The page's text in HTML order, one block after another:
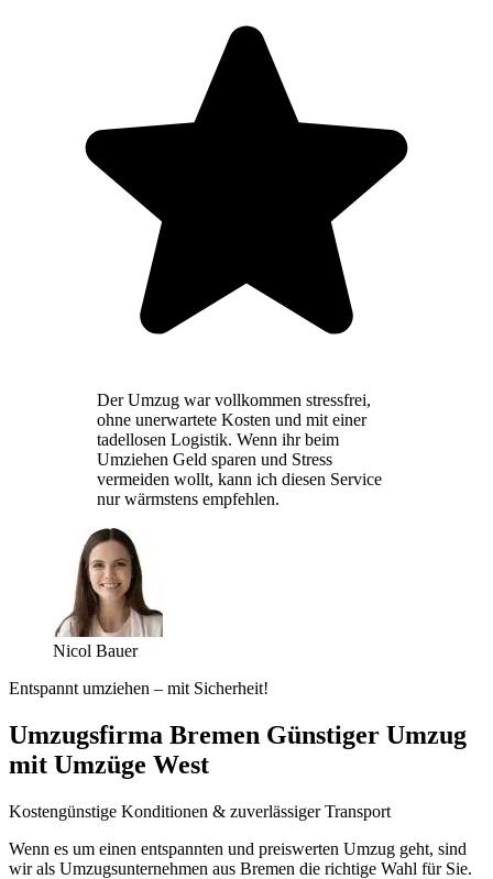
Der Umzug war vollkommen stressfrei,
ohne unerwartete Kosten und mit einer
tadellosen Logistik. Wenn ihr beim
Umziehen Geld sparen und Stress
vermeiden wollt, kann ich diesen Service
nur wärmstens empfehlen.
Nicol Bauer
Entspannt umziehen – mit Sicherheit!
Umzugsfirma Bremen Günstiger Umzug
mit Umzüge West
Kostengünstige Konditionen & zuverlässiger Transport
Wenn es um einen entspannten und preiswerten Umzug geht, sind
wir als Umzugsunternehmen aus Bremen die richtige Wahl für Sie.